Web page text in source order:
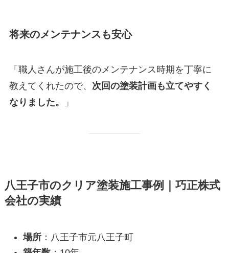
将来のメンテナンスも安心
「職人さんが施工後のメンテナンス時期を丁寧に
教えてくれたので、 次回の塗装計画も立てやすく
なりました。
」
八王子市のクリア塗装施工事例｜巧正株式
会社の実績
場所：八王子市元八王子町